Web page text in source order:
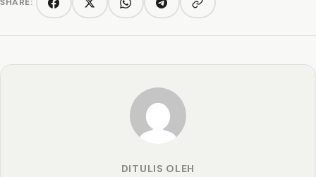
FacebookTwitter/XWhatsAppTelegramCopy link
DITULIS OLEH